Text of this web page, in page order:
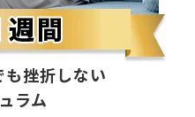
挫折しない
ラム